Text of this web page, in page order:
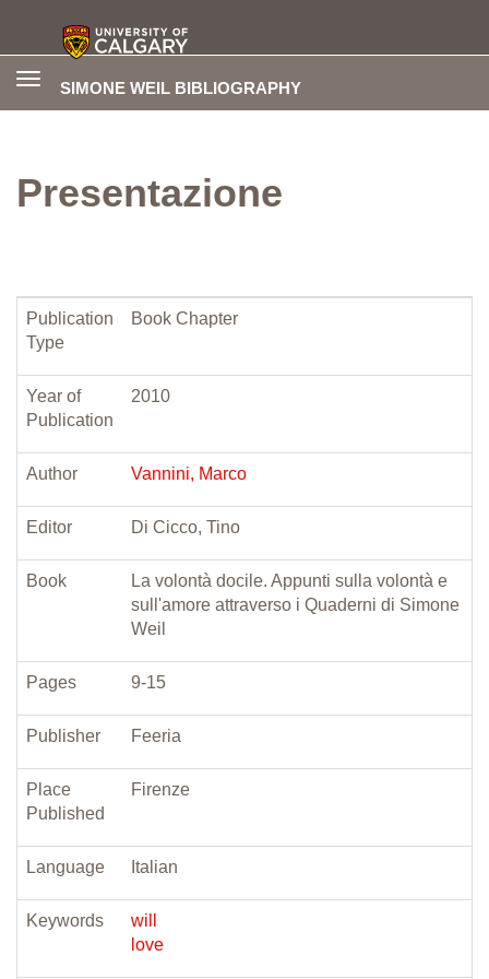
SIMONE WEIL BIBLIOGRAPHY
Toggle
Presentazione
Publication
Type
Book Chapter
Year of
Publication
2010
Author Vannini, Marco
Editor Di Cicco, Tino
Book
La volontà docile. Appunti sulla volontà e
sull'amore attraverso i Quaderni di Simone
Weil
Pages 9-15
Publisher Feeria
Place
Published
Firenze
Language Italian
Keywords
will
love